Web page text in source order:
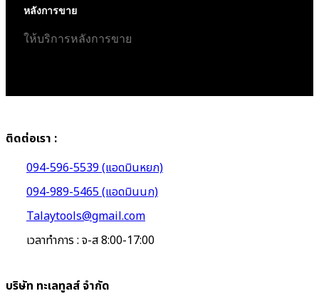
หลังการขาย
ให้บริการหลังการขาย
ติดต่อเรา :
094-596-5539 (แอดมินหยก)
094-989-5465 (แอดมินนก)
Talaytools@gmail.com
เวลาทำการ : จ-ส 8:00-17:00
บริษัท ทะเลทูลส์ จำกัด